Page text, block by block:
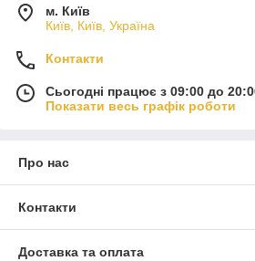
м. Київ
Київ, Київ, Україна
Контакти
Сьогодні працює з 09:00 до
Показати весь графік роботи
Про нас
Контакти
Доставка та оплата